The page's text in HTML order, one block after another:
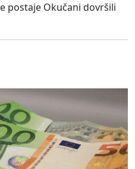
postaje Okučani dovršili